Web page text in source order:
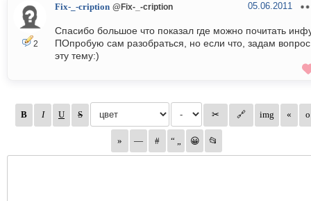
2
Fix-_-cription @Fix-_-cription 05.06.2011
Спасибо большое что показал где можно почитать
ПОпробую сам разобраться, но если что, задам
эту тему:)